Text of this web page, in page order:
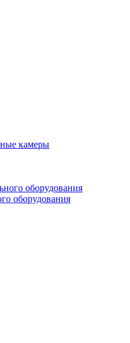
камеры
оборудования
оборудования